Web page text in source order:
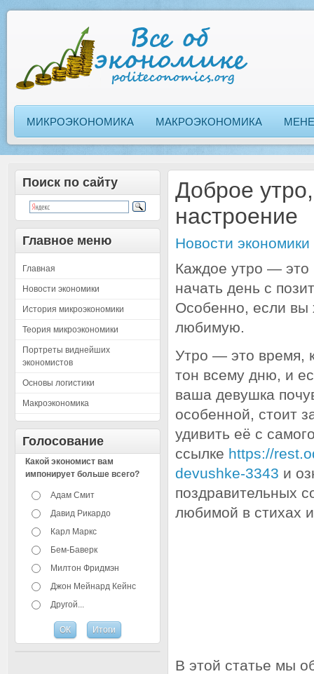
МИКРОЭКОНОМИКА МАКРОЭКОНОМИКА
Поиск по сайту
Главное меню
Главная
Новости экономики
История микроэкономики
Теория микроэкономики
Портреты виднейших
экономистов
Основы логистики
Макроэкономика
Голосование
Какой экономист вам
импонирует больше всего?
Адам Смит
Давид Рикардо
Карл Маркс
Бем-Баверк
Милтон Фридмэн
Джон Мейнард Кейнс
Другой...
Доброе
настроение
Новости экономики
Каждое утро — это
начать день с
Особенно, если вы
любимую.
Утро — это время,
тон всему дню, и
ваша девушка
особенной, стоит
удивить её с
ссылке https://
devushke-3343 и
поздравительных
любимой в стихах
В этой статье мы